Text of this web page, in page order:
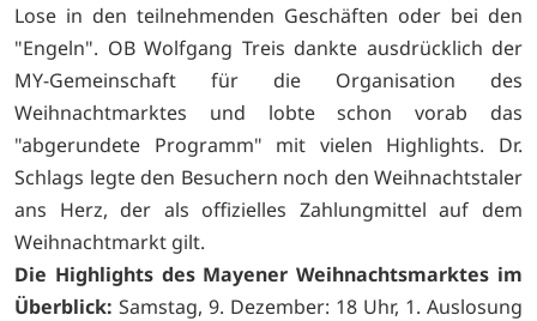
Lose in den teilnehmenden Geschäften oder bei den
"Engeln". OB Wolfgang Treis dankte ausdrücklich der
MY-Gemeinschaft für die Organisation des
Weihnachtmarktes und lobte schon vorab das
"abgerundete Programm" mit vielen Highlights. Dr.
Schlags legte den Besuchern noch den Weihnachtstaler
ans Herz, der als offizielles Zahlungmittel auf dem
Weihnachtmarkt gilt.
Die Highlights des Mayener Weihnachtsmarktes im
Überblick: Samstag, 9. Dezember: 18 Uhr, 1. Auslosung